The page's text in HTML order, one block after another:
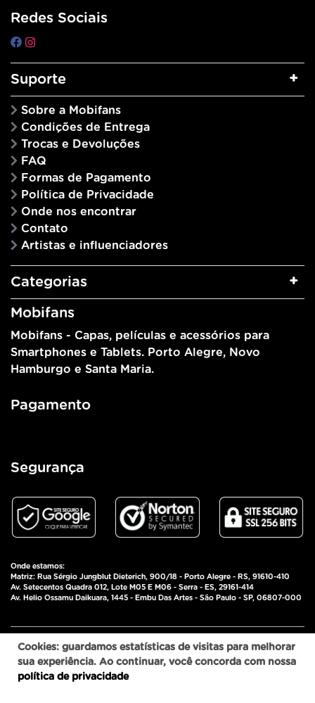
Redes Sociais
Suporte
Sobre a Mobifans
Condições de Entrega
Trocas e Devoluções
FAQ
Formas de Pagamento
Política de Privacidade
Onde nos encontrar
Contato
Artistas e influenciadores
Categorias
Mobifans
Mobifans - Capas, películas e acessórios para
Smartphones e Tablets. Porto Alegre, Novo
Hamburgo e Santa Maria.
Pagamento
Segurança
Onde estamos:
Matriz: Rua Sérgio Jungblut Dieterich, 900/18 - Porto Alegre - RS, 91610-410
Av. Setecentos Quadra 012, Lote M05 E M06 - Serra - ES, 29161-414
Av. Helio Ossamu Daikuara, 1445 - Embu Das Artes - São Paulo - SP, 06807-000
Pulz Comércio de Importados Eireli - CNPJ:
06.051.394/0001-93 © 2025 - Todos os direitos
reservados.
Cookies: guardamos estatísticas de visitas para melhorar
sua experiência. Ao continuar, você concorda com nossa
política de privacidade